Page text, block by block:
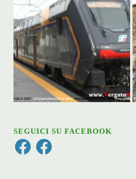
SEGUICI SU FACEBOOK
FacebookFacebook